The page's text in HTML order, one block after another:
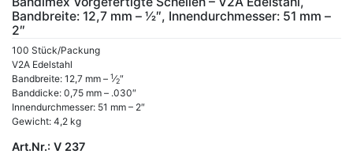
Bandbreite: 12,7 mm – 1⁄2″, Innendurchmesser: 51 mm –
2″
100 Stück/Packung
V2A Edelstahl
Bandbreite: 12,7 mm – 1⁄2″
Banddicke: 0,75 mm – .030″
Innendurchmesser: 51 mm – 2″
Gewicht: 4,2 kg
Art.Nr.: V 237